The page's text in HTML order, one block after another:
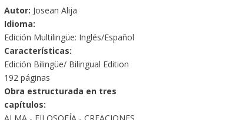
Autor: Josean Alija
Idioma:
Edición Multilingüe: Inglés/Español
Características:
Edición Bilingüe/ Bilingual Edition
192 páginas
Obra estructurada en tres
capítulos: